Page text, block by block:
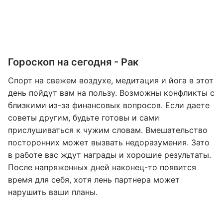
Гороскоп на сегодня - Рак
Спорт на свежем воздухе, медитация и йога в этот
день пойдут вам на пользу. Возможны конфликты с
близкими из-за финансовых вопросов. Если даете
советы другим, будьте готовы и сами
прислушиваться к чужим словам. Вмешательство
посторонних может вызвать недоразумения. Зато
в работе вас ждут награды и хорошие результаты.
После напряженных дней наконец-то появится
время для себя, хотя лень партнера может
нарушить ваши планы.